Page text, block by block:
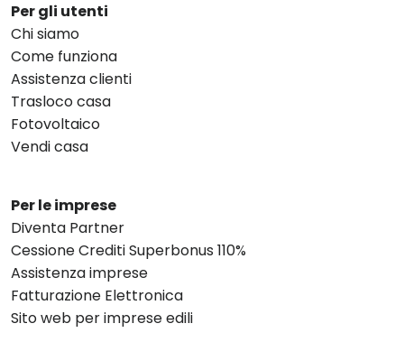
Per gli utenti
Chi siamo
Come funziona
Assistenza clienti
Trasloco casa
Fotovoltaico
Vendi casa
Per le imprese
Diventa Partner
Cessione Crediti Superbonus 110%
Assistenza imprese
Fatturazione Elettronica
Sito web per imprese edili